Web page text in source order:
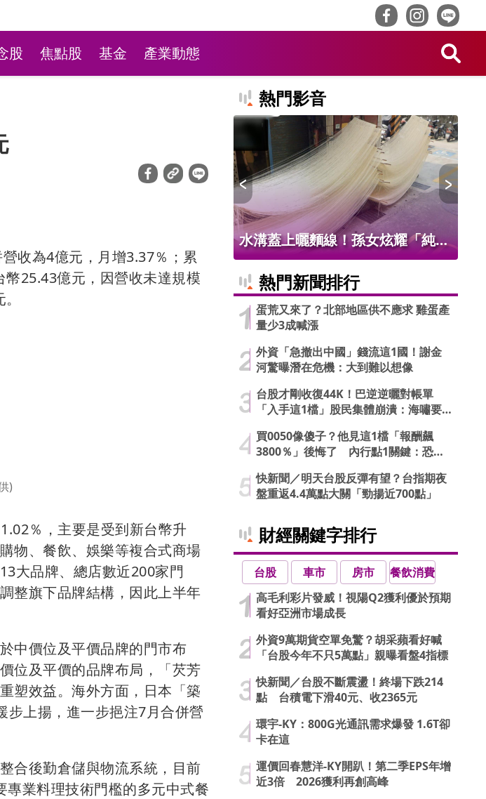
股 焦點股 基金 產業動態
收為4億元，月增3.37％；累
25.43億元，因營收未達規模
)
％，主要是受到新台幣升
物、餐飲、娛樂等複合式商場
大品牌、總店數近200家門
整旗下品牌結構，因此上半年
中價位及平價品牌的門市布
位及平價的品牌布局，「芡芳
塑效益。海外方面，日本「築
步上揚，進一步挹注7月合併營
合後勤倉儲與物流系統，目前
業料理技術門檻的多元中式餐
熱門影音
盤、華邦電噴第3根漲停
水溝蓋上曬麵線！孫女炫耀「純手
熱門新聞排行
蛋荒又來了？北部地區供不應求 雞蛋產
量少3成喊漲
外資「急撤出中國」錢流這1國！謝金
河驚曝潛在危機：大到難以想像
台股才剛收復44K！巴逆逆曬對帳單
「入手這1檔」股民集體崩潰：海嘯要
買0050像傻子？他見這1檔「報酬飆
3800％」後悔了 內行點1關鍵：恐直
快新聞／明天台股反彈有望？台指期夜
盤重返4.4萬點大關「勁揚近700點」
財經關鍵字排行
台股 車市 房市
餐飲消費
高毛利彩片發威！視陽Q2獲利優於預期
看好亞洲市場成長
外資9萬期貨空單免驚？胡采蘋看好喊
「台股今年不只5萬點」親曝看盤4指標
快新聞／台股不斷震盪！終場下跌214
點 台積電下滑40元、收2365元
環宇-KY：800G光通訊需求爆發 1.6T卻
卡在這
運價回春慧洋-KY開趴！第二季EPS年增
近3倍 2026獲利再創高峰